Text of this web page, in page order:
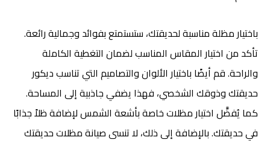
باختيار مظلة مناسبة لحديقتك، ستستمتع بفوائد وجمالية رائعة.
تأكد من اختيار المقاس المناسب لضمان التغطية الكاملة
والراحة. قم أيضًا باختيار الألوان والتصاميم التي تناسب ديكور
حديقتك وذوقك الشخصي، فهذا يضفي جاذبية إلى المساحة.
كما يُفضَّل اختيار مظلات خاصة بأشعة الشمس لإضافة ظلاً جذابًا
في حديقتك. بالإضافة إلى ذلك، لا تنسى صيانة مظلات حديقتك